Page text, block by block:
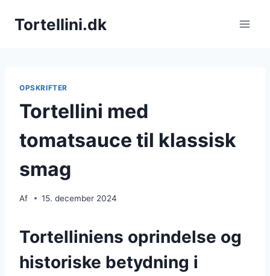
Tortellini.dk
OPSKRIFTER
Tortellini med
tomatsauce til klassisk
smag
Af 15. december 2024
Tortelliniens oprindelse og
historiske betydning i